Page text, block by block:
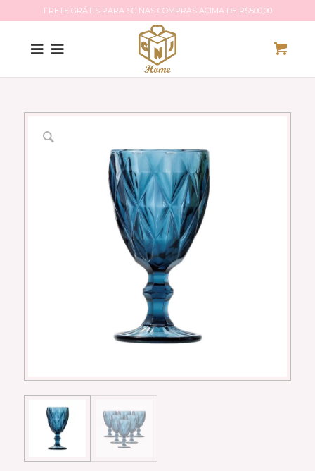
FRETE GRÁTIS PARA SC NAS COMPRAS ACIMA DE R$500,00